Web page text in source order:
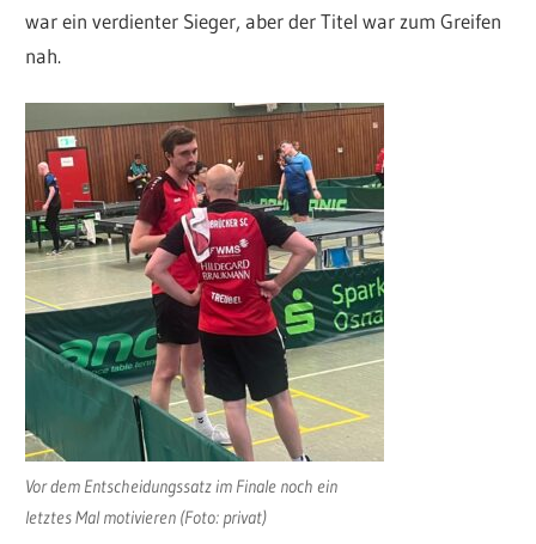
war ein verdienter Sieger, aber der Titel war zum Greifen
nah.
Vor dem Entscheidungssatz im Finale noch ein
letztes Mal motivieren (Foto: privat)